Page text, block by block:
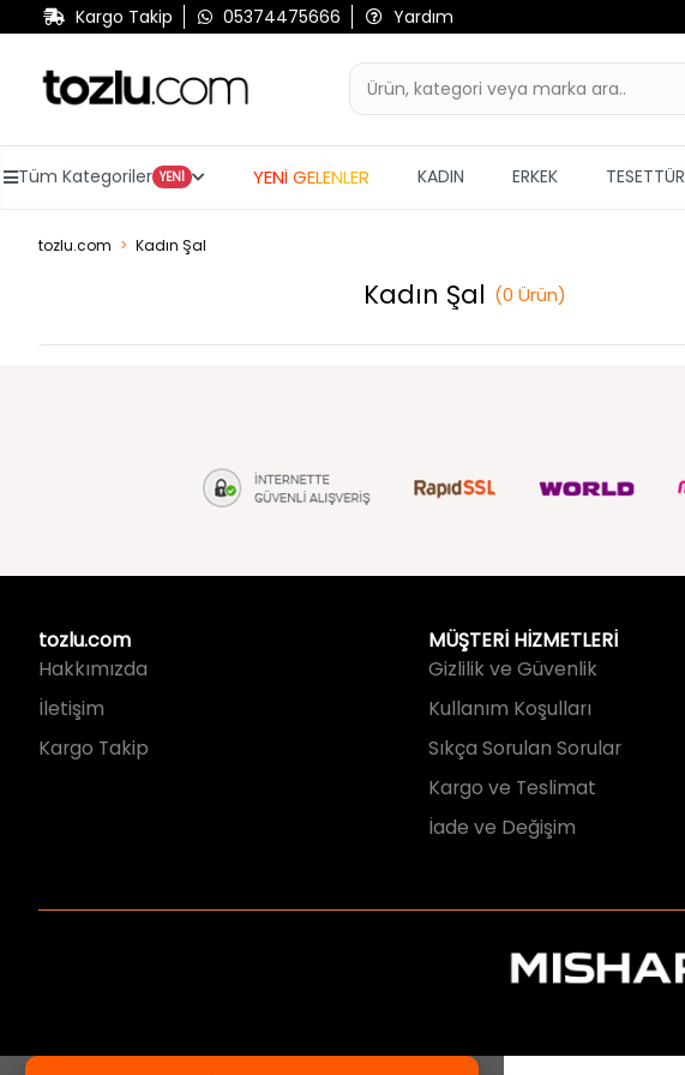
Kargo Takip 05374475666 Yardım
Tüm Kategoriler YENİ YENİ GELENLER KADIN ERKEK TESETTÜR
tozlu.com Kadın Şal
Kadın Şal (0 Ürün)
tozlu.com
Hakkımızda
İletişim
Kargo Takip
MÜŞTERİ HİZMETLERİ
Gizlilik ve Güvenlik
Kullanım Koşulları
Sıkça Sorulan Sorular
Kargo ve Teslimat
İade ve Değişim